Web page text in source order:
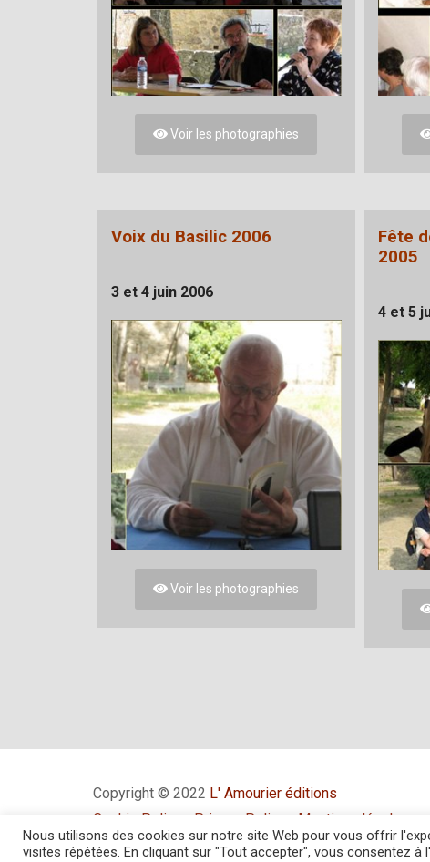
Voir les photographies
Voix du Basilic 2006
3 et 4 juin 2006
Voir les photographies
Fête
2005
4 et 5
Copyright © 2022 L' Amourier éditions
Cookie Policy
Privacy Policy
Mentions légales
Conditions générales de vente
Nous utilisons des cookies sur notre site Web pour vous offrir
visites répétées. En cliquant sur "Tout accepter", vous consentez